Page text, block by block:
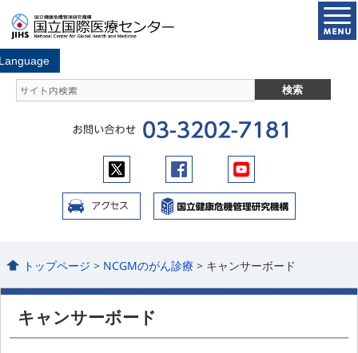
トップページ > NCGMのがん診療 > キャンサーボード
キャンサーボード